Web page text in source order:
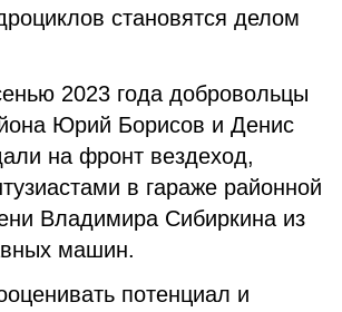
становятся делом
2023 года добровольцы
Юрий Борисов и Денис
на фронт вездеход,
в гараже районной
Владимира Сибиркина из
машин.
потенциал и